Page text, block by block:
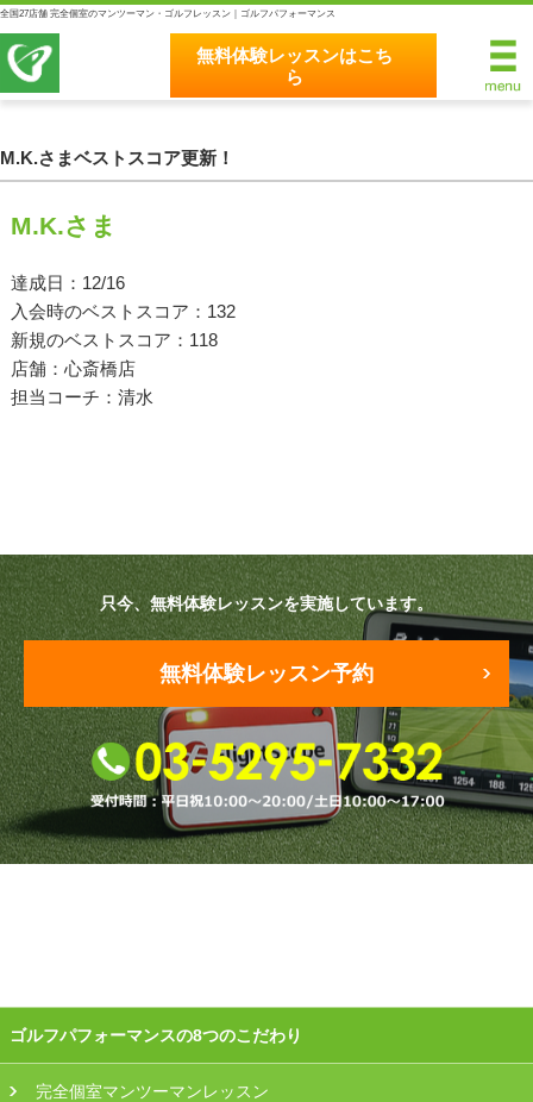
全国27店舗 完全個室のマンツーマン・ゴルフレッスン｜ゴルフパフォーマンス
無料体験レッスンはこち
ら
無料体験レッスンはこちら
統一されたレッスン理論
最新のスイング解析システム
原田メソッド
エゴスキューメソッド
ゴルフが楽しみたい（初心者）
短期間での上達（初心者）
シングルを目指したい（中・上級者）
プラン・料金
M.K.さまベストスコア更新！
M.K.さま
達成日：12/16
入会時のベストスコア：132
新規のベストスコア：118
店舗：心斎橋店
担当コーチ：清水
只今、無料体験レッスンを実施しています。
無料体験レッスン予約
ゴルフパフォーマンスの8つのこだわり
完全個室マンツーマンレッスン